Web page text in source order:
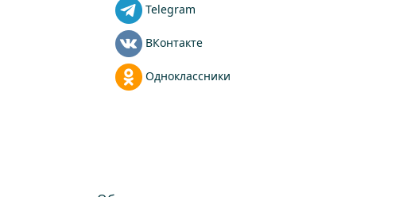
Telegram
ВКонтакте
Одноклассники